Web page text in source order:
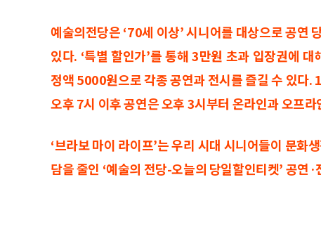
예술의전당은 ‘70세 이상’ 시니어를 대상으로 공연
있다. ‘특별 할인가’를 통해 3만원 초과 입장권에
정액 5000원으로 각종 공연과 전시를 즐길 수 있다
오후 7시 이후 공연은 오후 3시부터 온라인과 오프
‘브라보 마이 라이프’는 우리 시대 시니어들이 문화
담을 줄인 ‘예술의 전당-오늘의 당일할인티켓’ 공